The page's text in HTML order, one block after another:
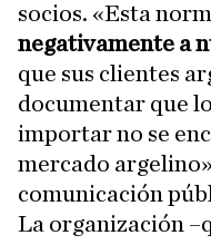
socios. «Esta
negativamente a
que sus clientes
documentar que
importar no se
mercado
comunicación
La organización